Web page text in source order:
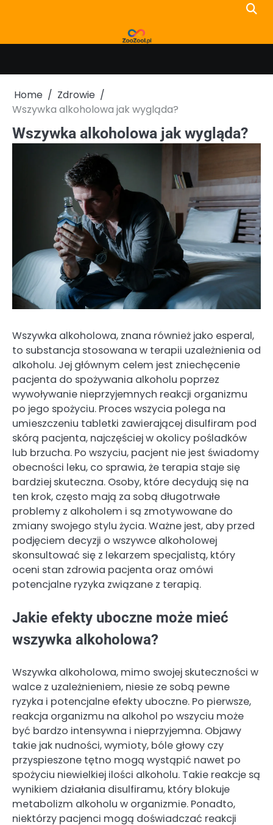
Home
Zdrowie
Wszywka alkoholowa jak wygląda?
Wszywka alkoholowa jak wygląda?
Wszywka alkoholowa, znana również jako esperal,
to substancja stosowana w terapii uzależnienia od
alkoholu. Jej głównym celem jest zniechęcenie
pacjenta do spożywania alkoholu poprzez
wywoływanie nieprzyjemnych reakcji organizmu
po jego spożyciu. Proces wszycia polega na
umieszczeniu tabletki zawierającej disulfiram pod
skórą pacjenta, najczęściej w okolicy pośladków
lub brzucha. Po wszyciu, pacjent nie jest świadomy
obecności leku, co sprawia, że terapia staje się
bardziej skuteczna. Osoby, które decydują się na
ten krok, często mają za sobą długotrwałe
problemy z alkoholem i są zmotywowane do
zmiany swojego stylu życia. Ważne jest, aby przed
podjęciem decyzji o wszywce alkoholowej
skonsultować się z lekarzem specjalistą, który
oceni stan zdrowia pacjenta oraz omówi
potencjalne ryzyka związane z terapią.
Jakie efekty uboczne może mieć
wszywka alkoholowa?
Wszywka alkoholowa, mimo swojej skuteczności w
walce z uzależnieniem, niesie ze sobą pewne
ryzyka i potencjalne efekty uboczne. Po pierwsze,
reakcja organizmu na alkohol po wszyciu może
być bardzo intensywna i nieprzyjemna. Objawy
takie jak nudności, wymioty, bóle głowy czy
przyspieszone tętno mogą wystąpić nawet po
spożyciu niewielkiej ilości alkoholu. Takie reakcje są
wynikiem działania disulfiramu, który blokuje
metabolizm alkoholu w organizmie. Ponadto,
niektórzy pacjenci mogą doświadczać reakcji